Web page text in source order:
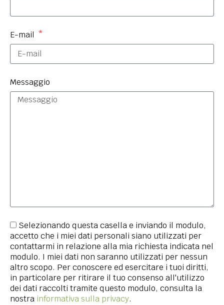
E-mail
Messaggio
Selezionando questa casella e inviando il modulo,
accetto che i miei dati personali siano utilizzati per
contattarmi in relazione alla mia richiesta indicata nel
modulo. I miei dati non saranno utilizzati per nessun
altro scopo. Per conoscere ed esercitare i tuoi diritti,
in particolare per ritirare il tuo consenso all'utilizzo
dei dati raccolti tramite questo modulo, consulta la
nostra informativa sulla privacy.